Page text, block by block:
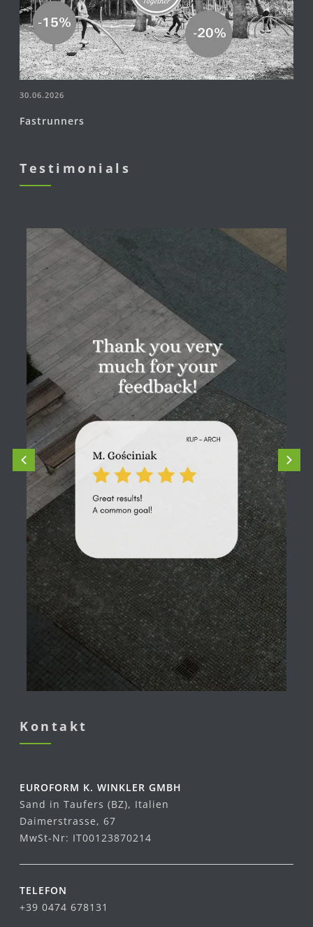
30.06.2026
Fastrunners
Testimonials
Kontakt
EUROFORM K. WINKLER GMBH
Sand in Taufers (BZ), Italien
Daimerstrasse, 67
MwSt-Nr: IT00123870214
TELEFON
+39 0474 678131